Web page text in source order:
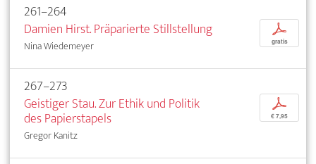
261–264
Damien Hirst. Präparierte Stillstellung
Nina Wiedemeyer
p
gratis
267–273
Geistiger Stau. Zur Ethik und Politik
des Papierstapels
Gregor Kanitz
p
€ 7,95